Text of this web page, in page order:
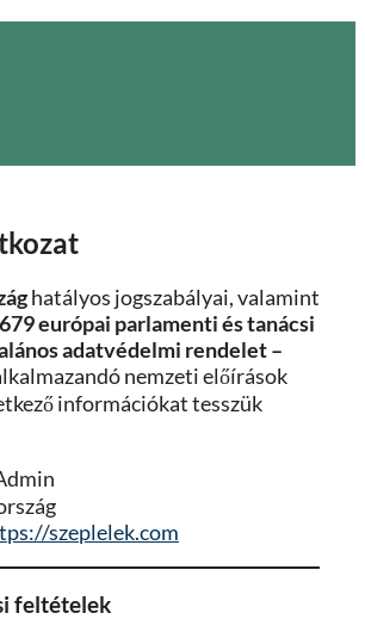
hatályos jogszabályai, valamint
európai parlamenti és tanácsi
adatvédelmi rendelet –
nemzeti előírások
információkat tesszük
szeplelek.com
feltételek